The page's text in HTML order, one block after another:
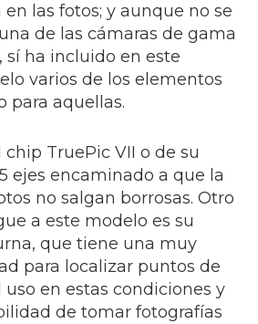
las fotos; y aunque no se
de las cámaras de gama
sí ha incluido en este
varios de los elementos
para aquellas.
chip TruePic VII o de su
ejes encaminado a que la
no salgan borrosas. Otro
a este modelo es su
que tiene una muy
para localizar puntos de
uso en estas condiciones y
de tomar fotografías